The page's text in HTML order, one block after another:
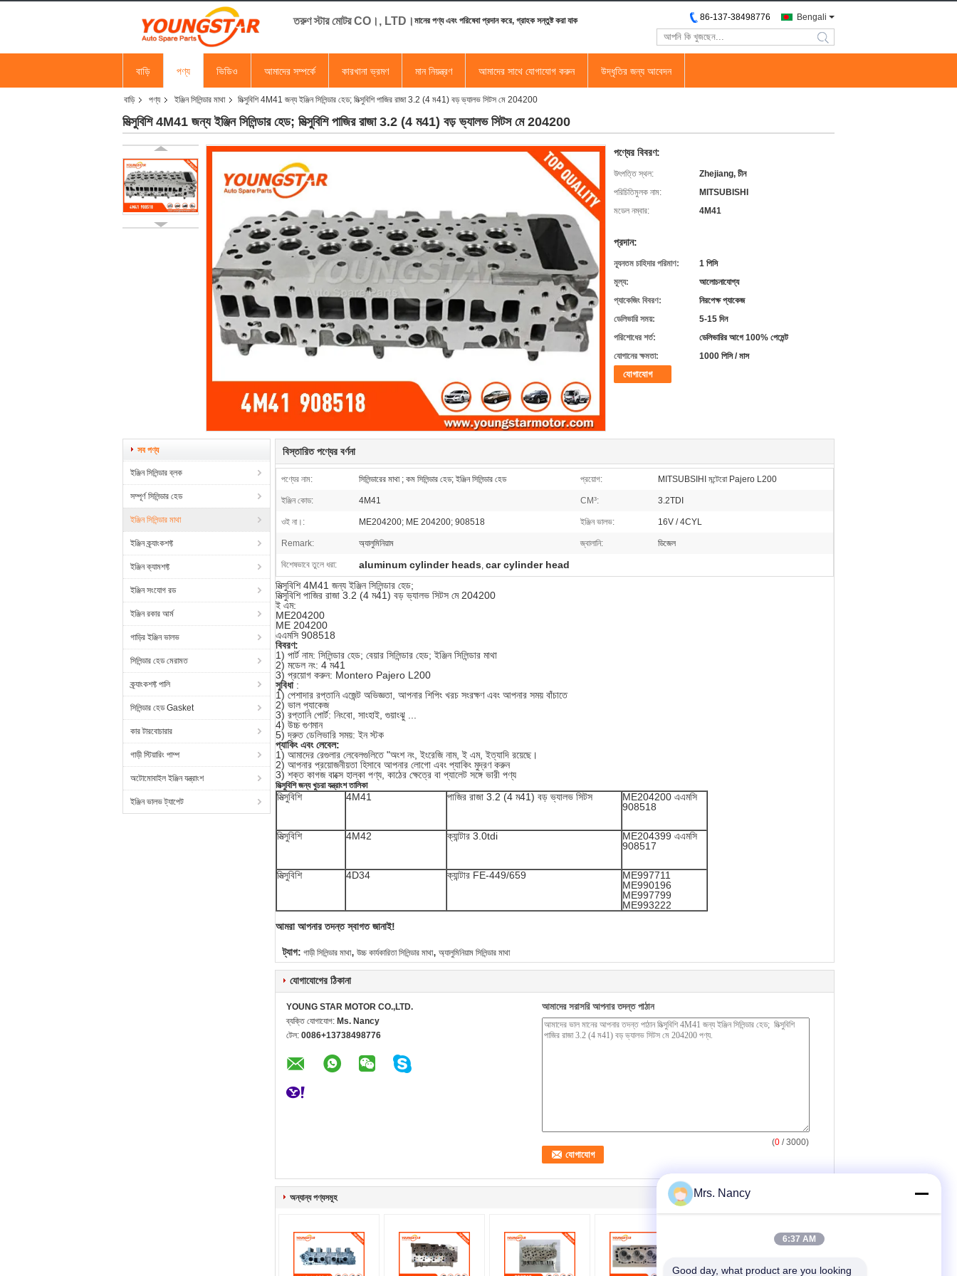
তরুণ স্টার মোটর CO।, LTD। মানের পণ্য এবং পরিষেবা প্রদান করে, গ্রাহক সন্তুষ্ট করা যাক Bengali
86-137-38498776
search
বাড়ি পণ্য ভিডিও আমাদের সম্পর্কে কারখানা ভ্রমণ মান নিয়ন্ত্রণ আমাদের সাথে যোগাযোগ করুন উদ্ধৃতির জন্য আবেদন
বাড়ি পণ্য ইঞ্জিন সিলিন্ডার মাথা মিত্সুবিশি 4M41 জন্য ইঞ্জিন সিলিন্ডার হেড; মিত্সুবিশি পাজির রাজা 3.2 (4 ম41) বড় ভ্যালভ সিটস মে 204200
মিত্সুবিশি 4M41 জন্য ইঞ্জিন সিলিন্ডার হেড; মিত্সুবিশি পাজির রাজা 3.2 (4 ম41) বড় ভ্যালভ সিটস মে 204200
পণ্যের বিবরণ:
উৎপত্তি স্থল:
Zhejiang, চীন
পরিচিতিমুলক নাম:
MITSUBISHI
মডেল নম্বার:
4M41
প্রদান:
ন্যূনতম চাহিদার পরিমাণ:
1 পিসি
মূল্য:
আলোচনাযোগ্য
প্যাকেজিং বিবরণ:
নিরপেক্ষ প্যাকেজ
ডেলিভারি সময়:
5-15 দিন
পরিশোধের শর্ত:
ডেলিভারির আগে 100% পেমেন্ট
যোগানের ক্ষমতা:
1000 পিসি / মাস
যোগাযোগ
সব পণ্য
ইঞ্জিন সিলিন্ডার ব্লক
সম্পূর্ণ সিলিন্ডার হেড
ইঞ্জিন সিলিন্ডার মাথা
ইঞ্জিন ক্র্যাংকশফ্ট
ইঞ্জিন ক্যামশফ্ট
ইঞ্জিন সংযোগ রড
ইঞ্জিন রকার আর্ম
গাড়ির ইঞ্জিন ভালভ
সিলিন্ডার হেড মেরামত
ক্র্যাংকশফ্ট পালি
সিলিন্ডার হেড Gasket
কার টারবোচারার
গাড়ী স্টিয়ারিং পাম্প
অটোমোবাইল ইঞ্জিন যন্ত্রাংশ
ইঞ্জিন ভালভ ট্যাপেট
বিস্তারিত পণ্যের বর্ণনা
পণ্যের নাম: সিলিন্ডারের মাথা ; কম সিলিন্ডার হেড; ইঞ্জিন সিলিন্ডার হেড প্রয়োগ: MITSUBSIHI মন্টেরো Pajero L200
ইঞ্জিন কোড: 4M41 CM³: 3.2TDI
ওই না।: ME204200; ME 204200; 908518 ইঞ্জিন ভালভ: 16V / 4CYL
Remark: অ্যালুমিনিয়াম জ্বালানি: ডিজেল
বিশেষভাবে তুলে ধরা: aluminum cylinder heads, car cylinder head
মিত্সুবিশি 4M41 জন্য ইঞ্জিন সিলিন্ডার হেড;
মিত্সুবিশি পাজির রাজা 3.2 (4 ম41) বড় ভ্যালভ সিটস মে 204200
ই এম:
ME204200
ME 204200
এএমসি 908518
বিবরণ:
1) পার্ট নাম: সিলিন্ডার হেড; বেয়ার সিলিন্ডার হেড; ইঞ্জিন সিলিন্ডার মাথা
2) মডেল নং: 4 ম41
3) প্রয়োগ করুন: Montero Pajero L200
সুবিধা:
1) পেশাদার রপ্তানি এজেন্ট অভিজ্ঞতা, আপনার শিপিং খরচ সংরক্ষণ এবং আপনার সময় বাঁচাতে
2) ভাল প্যাকেজ
3) রপ্তানি পোর্ট: নিংবো, সাংহাই, গুয়াংঝু ...
4) উচ্চ গুণমান
5) দ্রুত ডেলিভারি সময়: ইন স্টক
প্যাকিং এবং লেবেল:
1) আমাদের রেগুলার লেবেলগুলিতে "অংশ নং, ইংরেজি নাম, ই এম, ইত্যাদি রয়েছে।
2) আপনার প্রয়োজনীয়তা হিসাবে আপনার লোগো এবং প্যাকিং মুদ্রণ করুন
3) শক্ত কাগজ বাক্সে হাল্কা পণ্য, কাঠের ক্ষেত্রে বা প্যালেট সঙ্গে ভারী পণ্য
মিত্সুবিশি জন্য খুচরা যন্ত্রাংশ তালিকা
মিত্সুবিশি 4M41 পাজির রাজা 3.2 (4 ম41) বড় ভ্যালভ সিটস
ME204200 এএমসি
908518
মিত্সুবিশি 4M42 ক্যান্টার 3.0tdi
ME204399 এএমসি
908517
মিত্সুবিশি 4D34 ক্যান্টার FE-449/659
ME997711
ME990196
ME997799
ME993222
আমরা আপনার তদন্ত স্বাগত জানাই!
ট্যাগ: গাড়ী সিলিন্ডার মাথা, উচ্চ কার্যকারিতা সিলিন্ডার মাথা, অ্যালুমিনিয়াম সিলিন্ডার মাথা
যোগাযোগের ঠিকানা
YOUNG STAR MOTOR CO.,LTD.
ব্যক্তি যোগাযোগ: Ms. Nancy
টেল: 0086+13738498776
আমাদের সরাসরি আপনার তদন্ত পাঠান
(0 / 3000)
অন্যান্য পণ্যসমূহ Mrs. Nancy
6:37 AM
Good day, what product are you looking